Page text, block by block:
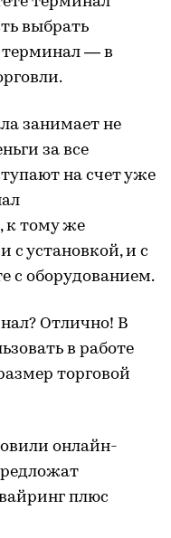
выбрать
терминал — в
занимает не
за все
на счет уже
к тому же
с установкой, и с
с оборудованием.
Отлично! В
в работе
торговой
онлайн-
плюс